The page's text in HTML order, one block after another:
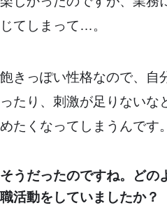
じてしまって…。
飽きっぽい性格なので、自
ったり、刺激が足りないな
めたくなってしまうんです。
そうだったのですね。どの
職活動をしていましたか？